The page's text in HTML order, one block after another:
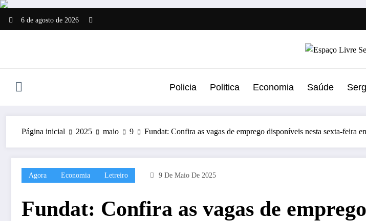
Pular
para
o
6 de agosto de 2026
Policia Politica Economia Saúde
Página inicial 2025 maio 9 Fundat: Confira as vagas de emprego disponíveis nesta sexta-feira
Agora Economia Letreiro 9 De Maio De 2025
Fundat: Confira as vagas de